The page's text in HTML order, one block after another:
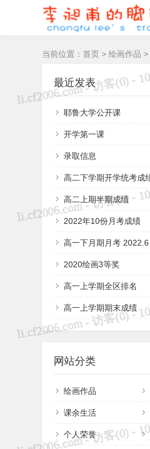
当前位置： 首页 > 绘画作品 >
最近发表
耶鲁大学公开课
开学第一课
录取信息
高二下学期开学统考成
高二上期半期成绩
2022年10份月考成绩
高一下月期月考 2022.6
2020绘画3等奖
高一上学期全区排名
高一上学期期末成绩
网站分类
绘画作品
课余生活
个人荣誉